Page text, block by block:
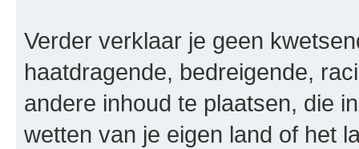
Verder verklaar je geen
haatdragende, bedreigende,
andere inhoud te plaatsen, die
wetten van je eigen land of het